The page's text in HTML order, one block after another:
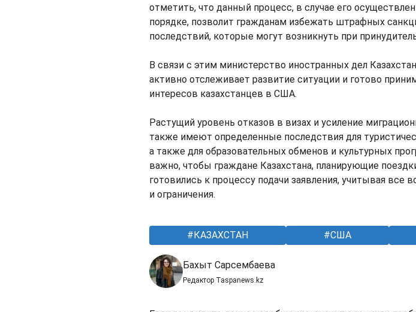
отметить, что данный процесс, в случае его
порядке, позволит гражданам избежать штрафных
последствий, которые могут возникнуть при
В связи с этим министерство иностранных дел
активно отслеживает развитие ситуации и готово
интересов казахстанцев в США.
Растущий уровень отказов в визах и усиление
также имеют определенные последствия для
а также для образовательных обменов и культурных
важно, чтобы граждане Казахстана, планирующие
готовились к процессу подачи заявления, учитывая все
и ограничения.
КАЗАХСТАН США
Бахыт Сарсембаева
Редактор Taspanews.kz